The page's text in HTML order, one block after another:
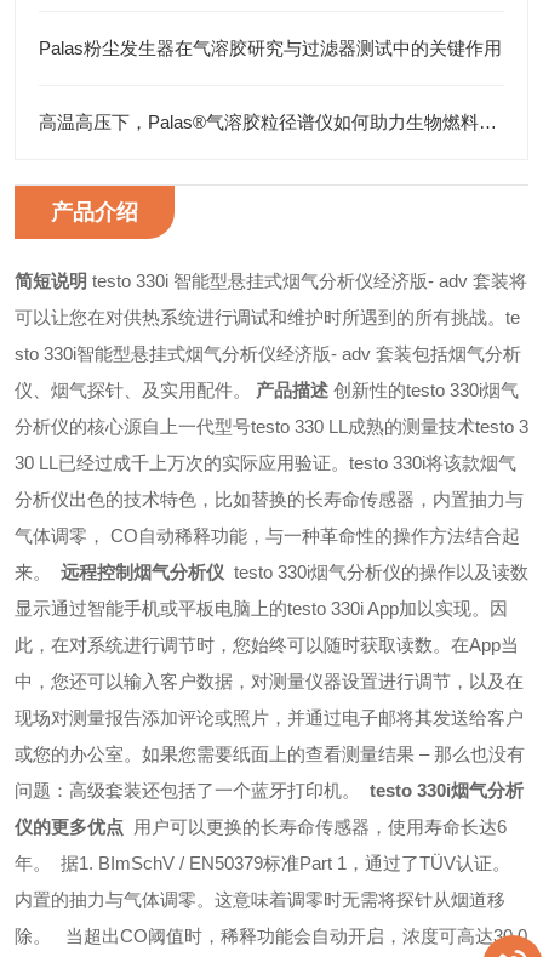
Palas粉尘发生器在气溶胶研究与过滤器测试中的关键作用
高温高压下，Palas®气溶胶粒径谱仪如何助力生物燃料研究
产品介绍
简短说明 testo 330i 智能型悬挂式烟气分析仪经济版- adv 套装将
可以让您在对供热系统进行调试和维护时所遇到的所有挑战。te
sto 330i智能型悬挂式烟气分析仪经济版- adv 套装包括烟气分析
仪、烟气探针、及实用配件。
产品描述 创新性的testo 330i烟气
分析仪的核心源自上一代型号testo 330 LL成熟的测量技术testo 3
30 LL已经过成千上万次的实际应用验证。testo 330i将该款烟气
分析仪出色的技术特色，比如替换的长寿命传感器，内置抽力与
气体调零， CO自动稀释功能，与一种革命性的操作方法结合起
来。
远程控制烟气分析仪 testo 330i烟气分析仪的操作以及读数
显示通过智能手机或平板电脑上的testo 330i App加以实现。因
此，在对系统进行调节时，您始终可以随时获取读数。在App当
中，您还可以输入客户数据，对测量仪器设置进行调节，以及在
现场对测量报告添加评论或照片，并通过电子邮将其发送给客户
或您的办公室。如果您需要纸面上的查看测量结果 – 那么也没有
问题：高级套装还包括了一个蓝牙打印机。
testo 330i烟气分析
仪的更多优点
用户可以更换的长寿命传感器，使用寿命长达6
年。
据1. BImSchV / EN50379标准Part 1，通过了TÜV认证。
内置的抽力与气体调零。这意味着调零时无需将探针从烟道移
除。
当超出CO阈值时，稀释功能会自动开启，浓度可高达30,0